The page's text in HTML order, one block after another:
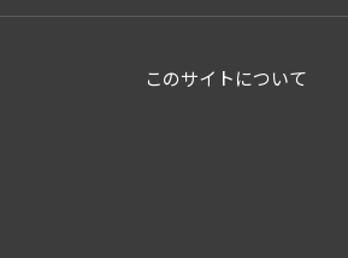
このサイトについて